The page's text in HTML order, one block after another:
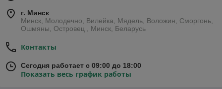
г. Минск
Минск, Молодечно, Вилейка, Мядель, Воложин, Сморгонь,
Ошмяны, Островец , Минск, Беларусь
Контакты
Сегодня работает с 09:00 до 18:00
Показать весь график работы